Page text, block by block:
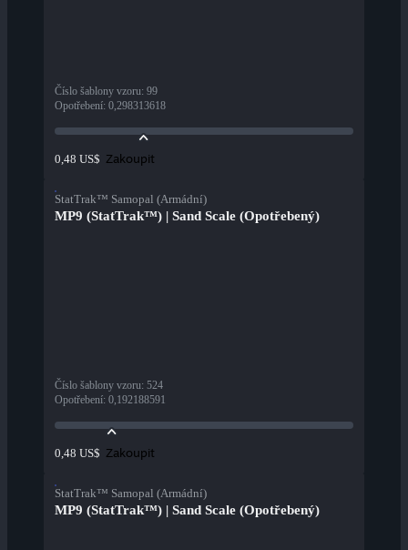
Číslo šablony vzoru: 99
Opotřebení: 0,298313618
0,48 US$ Zakoupit
StatTrak™ Samopal (Armádní)
MP9 (StatTrak™) | Sand Scale (Opotřebený)
Číslo šablony vzoru: 524
Opotřebení: 0,192188591
0,48 US$ Zakoupit
StatTrak™ Samopal (Armádní)
MP9 (StatTrak™) | Sand Scale (Opotřebený)